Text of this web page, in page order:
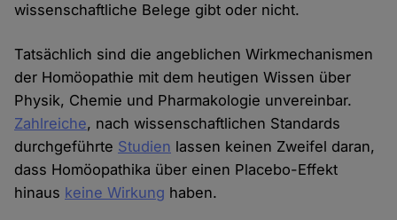
wissenschaftliche Belege gibt oder nicht.
Tatsächlich sind die angeblichen Wirkmechanismen
der Homöopathie mit dem heutigen Wissen über
Physik, Chemie und Pharmakologie unvereinbar.
Zahlreiche, nach wissenschaftlichen Standards
durchgeführte Studien lassen keinen Zweifel daran,
dass Homöopathika über einen Placebo-Effekt
hinaus keine Wirkung haben.